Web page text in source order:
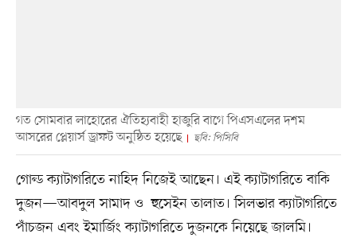
গত সোমবার লাহোরের ঐতিহ্যবাহী হাজুরি বাগে পিএসএলের দশম
আসরের প্লেয়ার্স ড্রাফট অনুষ্ঠিত হয়েছে
ছবি: পিসিবি
গোল্ড ক্যাটাগরিতে নাহিদ নিজেই আছেন। এই ক্যাটাগরিতে বাকি
দুজন—আবদুল সামাদ ও হুসেইন তালাত। সিলভার ক্যাটাগরিতে
পাঁচজন এবং ইমার্জিং ক্যাটাগরিতে দুজনকে নিয়েছে জালমি।